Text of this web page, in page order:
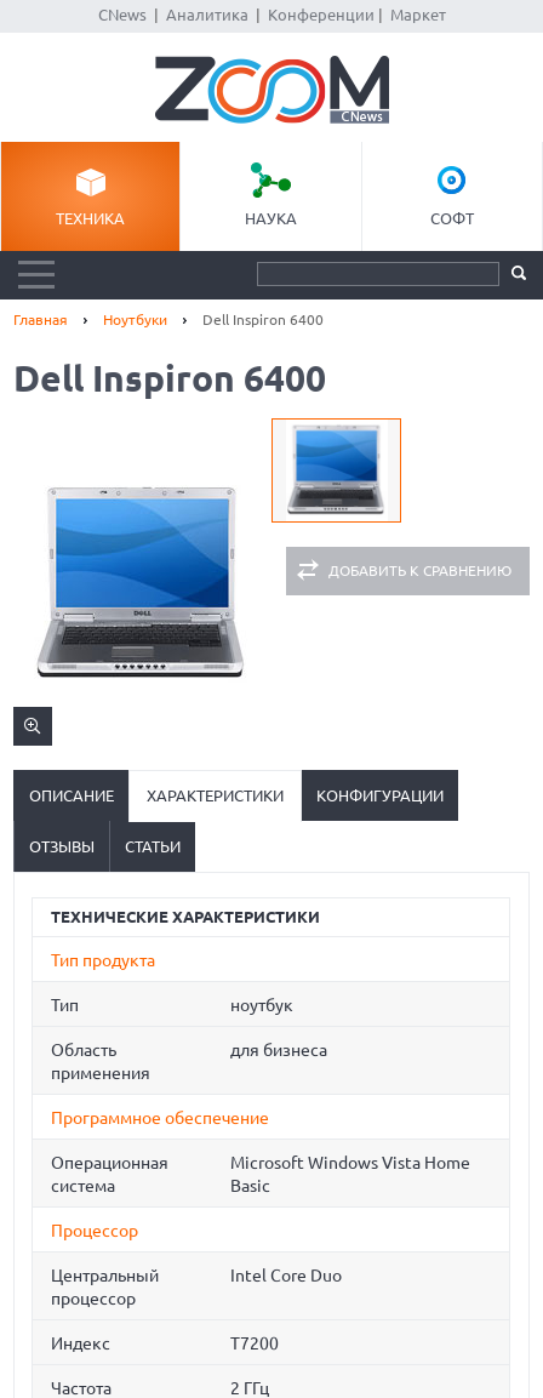
CNews| Аналитика Конференции Маркет
ТЕХНИКА НАУКА СОФТ
Главная Ноутбуки Dell Inspiron 6400
Dell Inspiron 6400
ДОБАВИТЬ К СРАВНЕНИЮ
ОПИСАНИЕ ХАРАКТЕРИСТИКИ КОНФИГУРАЦИИ
ОТЗЫВЫ СТАТЬИ
ТЕХНИЧЕСКИЕ ХАРАКТЕРИСТИКИ
Тип продукта
Тип ноутбук
Область
применения
для бизнеса
Программное обеспечение
Операционная
система
Microsoft Windows Vista Home
Basic
Процессор
Центральный
процессор
Intel Core Duo
Индекс T7200
Частота
2 ГГц